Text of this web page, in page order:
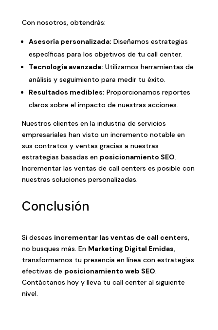
Con nosotros, obtendrás:
Asesoría personalizada: Diseñamos estrategias
específicas para los objetivos de tu call center.
Tecnología avanzada: Utilizamos herramientas de
análisis y seguimiento para medir tu éxito.
Resultados medibles: Proporcionamos reportes
claros sobre el impacto de nuestras acciones.
Nuestros clientes en la industria de servicios
empresariales han visto un incremento notable en
sus contratos y ventas gracias a nuestras
estrategias basadas en posicionamiento SEO.
Incrementar las ventas de call centers es posible con
nuestras soluciones personalizadas.
Conclusión
Si deseas incrementar las ventas de call centers,
no busques más. En Marketing Digital Emidas,
transformamos tu presencia en línea con estrategias
efectivas de posicionamiento web SEO.
Contáctanos hoy y lleva tu call center al siguiente
nivel.